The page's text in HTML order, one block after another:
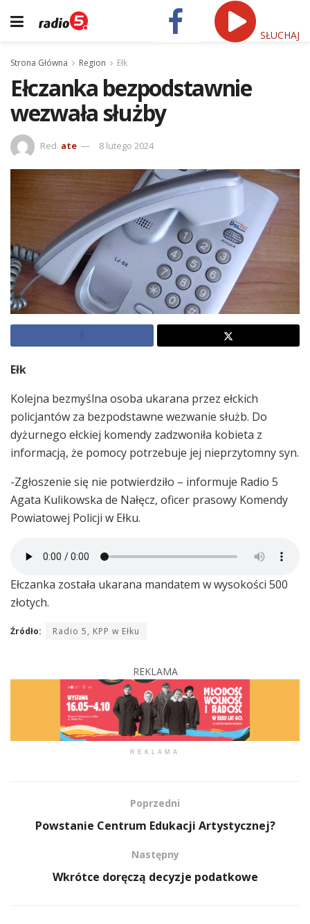
SŁUCHAJ
Strona Główna Region Ełk
Ełczanka bezpodstawnie
wezwała służby
Red. ate 8 lutego 2024
Ełk
Kolejna bezmyślna osoba ukarana przez ełckich
policjantów za bezpodstawne wezwanie służb. Do
dyżurnego ełckiej komendy zadzwoniła kobieta z
informacją, że pomocy potrzebuje jej nieprzytomny syn.
-Zgłoszenie się nie potwierdziło – informuje Radio 5
Agata Kulikowska de Nałęcz, oficer prasowy Komendy
Powiatowej Policji w Ełku.
Ełczanka została ukarana mandatem w wysokości 500
złotych.
Źródło: Radio 5, KPP w Ełku
REKLAMA
REKLAMA
Poprzedni
Powstanie Centrum Edukacji Artystycznej?
Następny
Wkrótce doręczą decyzje podatkowe